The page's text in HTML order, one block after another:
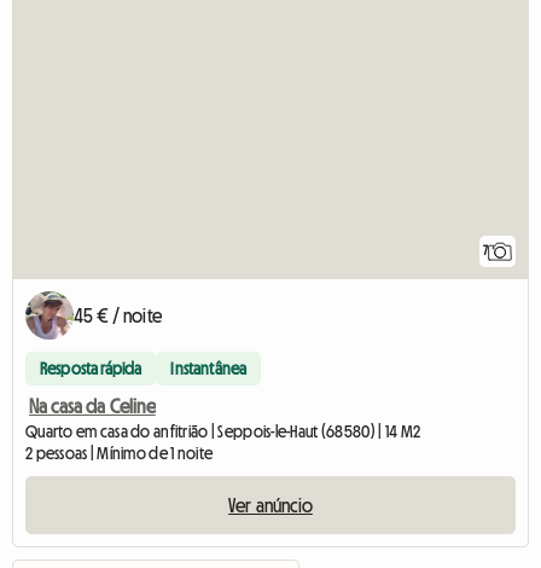
7
45 € / noite
Resposta rápida Instantânea
Na casa da Celine
Quarto em casa do anfitrião | Seppois-le-Haut (68580) | 14 M2
2 pessoas | Mínimo de 1 noite
Ver anúncio